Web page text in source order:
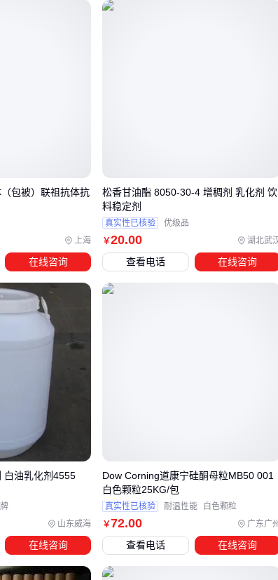
何根据需求匹配最合适的剂型？
场景分流选型更靠谱：
优先考虑栓剂
基质熔点（低于37℃但室温稳定）
阴道栓常用甘油三酯基质，直肠栓更适合聚乙二醇
局部作用
软膏
适合慢性皮肤病（油膜提供封闭性）
乳膏更合适急性渗出性病变（水溶性成分易清洗）
化生产考量
高湿度环境慎选吸湿性强的颗粒剂
小批量多品种适合用
例：某兽药厂用常规压片机生产含氯化钠的片剂，因盐
模具导致停机。后改用制药设备
中的陶瓷压片模具解
万能剂型，只有最适合当前技术条件和终端需求的平
⚖️
上海
包被）联祖抗体抗
在线咨询
￥20.00 湖北武
松香甘油酯 8050-30-4 增稠剂 乳化剂 饮
料稳定剂
真实性已核验 优级品
查看电话 在线咨询
山东威海
白油乳化剂4555
在线咨询
￥72.00 广东广
Dow Corning道康宁硅酮母粒MB50 001
白色颗粒25KG/包
真实性已核验 耐温性能 白色颗粒
查看电话 在线咨询